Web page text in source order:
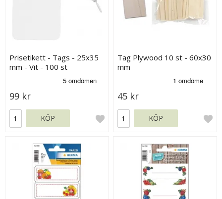
Prisetikett - Tags - 25x35
mm - Vit - 100 st
99 kr
KÖP
Tag Plywood 10 st - 60x30
mm
45 kr
KÖP